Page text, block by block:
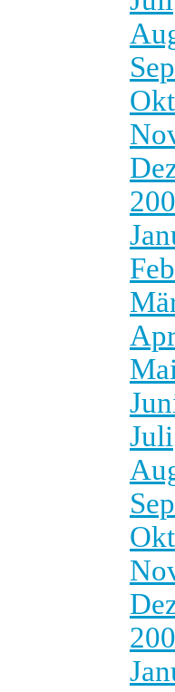
Mai
Juli